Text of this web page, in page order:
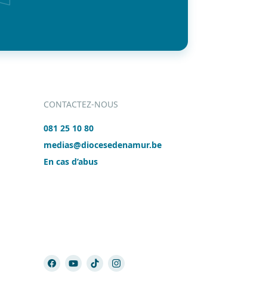
CONTACTEZ-NOUS
081 25 10 80
medias@diocesedenamur.be
En cas d’abus